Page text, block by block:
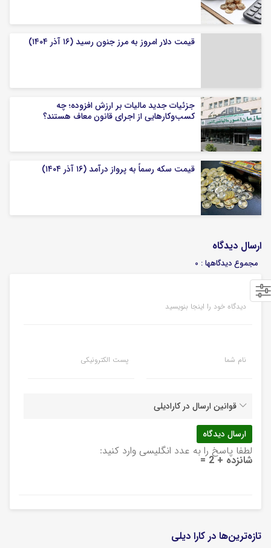
قیمت دلار امروز به مرز جنون رسید (۱۶ آذر ۱۴۰۴)
جزئیات جدید مالیات بر ارزش افزوده؛ چه
کسب‌وکارهایی از اجرای قانون معاف هستند؟
قیمت سکه رسماً به پرواز درآمد (۱۶ آذر ۱۴۰۴)
ارسال دیدگاه
مجموع دیدگاهها : 0
دیدگاه خود را اینجا بنویسید
نام شما پست الکترونیکی
قوانین ارسال در کارادیلی
لطفا پاسخ را به عدد انگلیسی وارد کنید:
شانزده + 2 =
تازه‌ترین‌ها در کارا دیلی